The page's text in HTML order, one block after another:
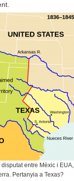
entre Mèxic i EUA,
Pertanyia a Texas?